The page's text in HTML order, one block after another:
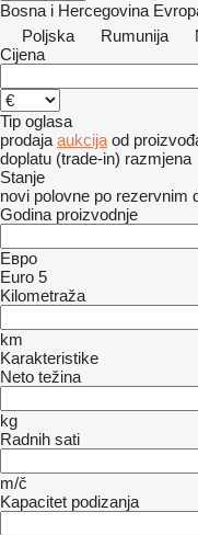
Bosna i Hercegovina
Poljska
Rumunija
Cijena
Tip oglasa
prodaja aukcija od
doplatu (trade-in) razmjena
Stanje
novi polovne po rezervnim
Godina proizvodnje
Евро
Euro 5
Kilometraža
km
Karakteristike
Neto težina
kg
Radnih sati
m/č
Kapacitet podizanja